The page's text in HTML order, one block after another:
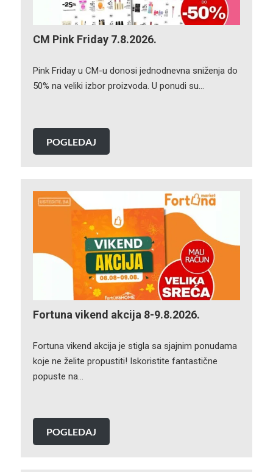
CM Pink Friday 7.8.2026.
Pink Friday u CM-u donosi jednodnevna sniženja do
50% na veliki izbor proizvoda. U ponudi su…
POGLEDAJ
Fortuna vikend akcija 8-9.8.2026.
Fortuna vikend akcija je stigla sa sjajnim ponudama
koje ne želite propustiti! Iskoristite fantastične
popuste na…
POGLEDAJ